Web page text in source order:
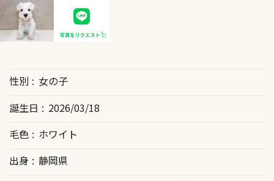
性別
女の子
誕生日
2026/03/18
毛色
ホワイト
出身
静岡県